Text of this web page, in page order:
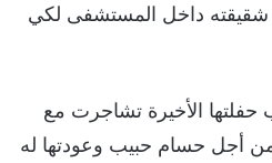
داخل المستشفى لكي
الأخيرة تشاجرت مع
من أجل حسام حبيب وعودتها له